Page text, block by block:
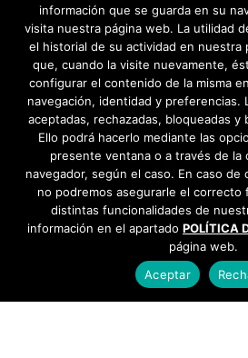
junio 2025
mayo 2025
abril 2025
marzo 2025
febrero 2025
enero 2025
… 33 »
información que se guarda en su
visita nuestra página web. La utilidad
el historial de su actividad en nuestra
que, cuando la visite nuevamente,
configurar el contenido de la misma
navegación, identidad y preferencias.
aceptadas, rechazadas, bloqueadas y
Ello podrá hacerlo mediante las
presente ventana o a través de la
navegador, según el caso. En caso de
no podremos asegurarle el correcto
distintas funcionalidades de
información en el apartado POLÍTICA
página web.
Aceptar